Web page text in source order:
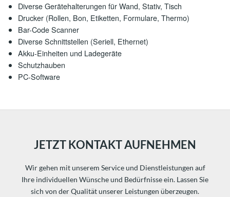
Diverse Gerätehalterungen für Wand, Stativ, Tisch
Drucker (Rollen, Bon, Etiketten, Formulare, Thermo)
Bar-Code Scanner
Diverse Schnittstellen (Seriell, Ethernet)
Akku-Einheiten und Ladegeräte
Schutzhauben
PC-Software
JETZT KONTAKT AUFNEHMEN
Wir gehen mit unserem Service und Dienstleistungen auf
Ihre individuellen Wünsche und Bedürfnisse ein. Lassen Sie
sich von der Qualität unserer Leistungen überzeugen.